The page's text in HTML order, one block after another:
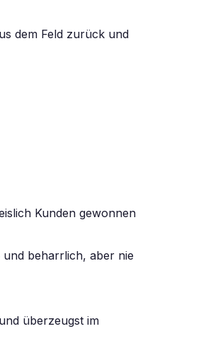
dem Feld zurück und
Kunden gewonnen
beharrlich, aber nie
überzeugst im